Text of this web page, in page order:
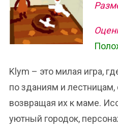
Klym – это милая игра,
по зданиям и лестницам,
возвращая их к маме.
уютный городок,